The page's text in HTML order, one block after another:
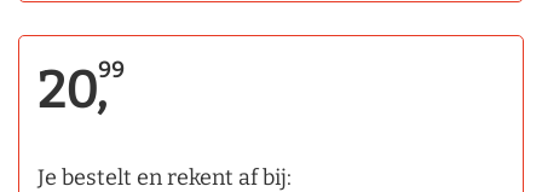
20,99
Je bestelt en rekent af bij: